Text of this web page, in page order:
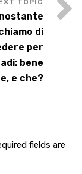
di
per
bene
e che?
fields are